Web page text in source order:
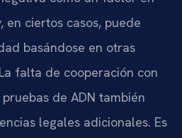
en ciertos casos, puede
basándose en otras
falta de cooperación con
de ADN también
legales adicionales. Es